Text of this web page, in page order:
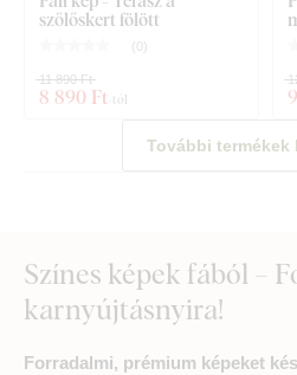
szőlőskert fölött
( 0)
8 890 Ft -tól
11 890 Ft
További termékek
Színes képek fából –
karnyújtásnyira!
Forradalmi, prémium képeket